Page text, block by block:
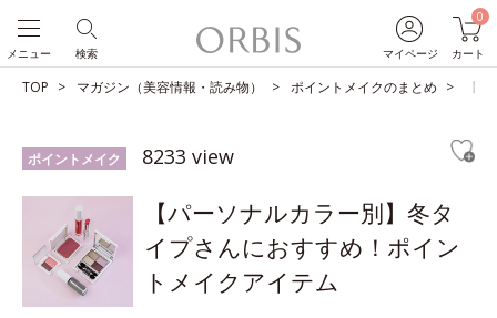
マイページ
0
カート
検索
メニュー
TOP マガジン（美容情報・読み物） ポイントメイクのまとめ 【
ポイントメイク 8233 view
【パーソナルカラー別】冬タ
イプさんにおすすめ！ポイン
トメイクアイテム